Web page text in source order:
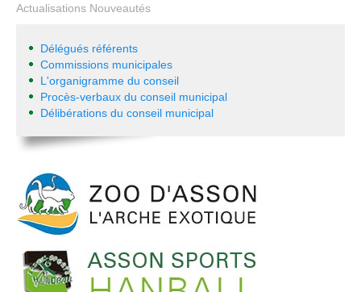
Actualisations Nouveautés
Délégués référents
Commissions municipales
L'organigramme du conseil
Procès-verbaux du conseil municipal
Délibérations du conseil municipal